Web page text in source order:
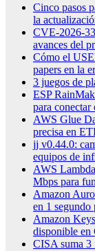
Cinco pasos
la
CVE-2026-
avances del
Cómo el
papers en la
3 juegos de
ESP
para
AWS Glue
precisa en
jj v0.44.0:
equipos de
AWS
Mbps para
Amazon
en 1 segundo
Amazon
disponible en
CISA suma 3